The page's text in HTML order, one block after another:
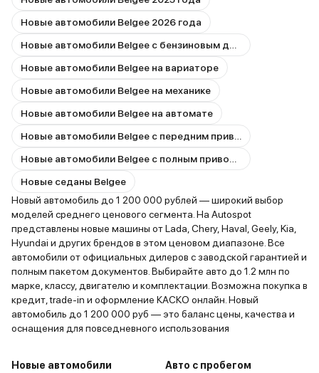
Новые автомобили Belgee 2026 года
Новые автомобили Belgee на вариаторе
Новые автомобили Belgee на механике
Новые автомобили Belgee на автомате
Новые седаны Belgee
Новый автомобиль до 1 200 000 рублей — широкий выбор
моделей среднего ценового сегмента. На Autospot
представлены новые машины от Lada, Chery, Haval, Geely, Kia,
Hyundai и других брендов в этом ценовом диапазоне. Все
автомобили от официальных дилеров с заводской гарантией и
полным пакетом документов. Выбирайте авто до 1.2 млн по
марке, классу, двигателю и комплектации. Возможна покупка в
кредит, trade-in и оформление КАСКО онлайн. Новый
автомобиль до 1 200 000 руб — это баланс цены, качества и
оснащения для повседневного использования
Новые автомобили
Авто с пробегом